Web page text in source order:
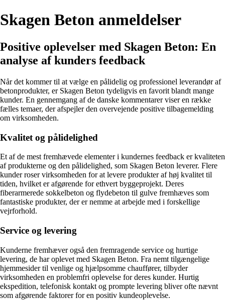
Skagen Beton anmeldelser
Positive oplevelser med Skagen Beton: En
analyse af kunders feedback
Når det kommer til at vælge en pålidelig og professionel leverandør af
betonprodukter, er Skagen Beton tydeligvis en favorit blandt mange
kunder. En gennemgang af de danske kommentarer viser en række
fælles temaer, der afspejler den overvejende positive tilbagemelding
om virksomheden.
Kvalitet og pålidelighed
Et af de mest fremhævede elementer i kundernes feedback er kvaliteten
af produkterne og den pålidelighed, som Skagen Beton leverer. Flere
kunder roser virksomheden for at levere produkter af høj kvalitet til
tiden, hvilket er afgørende for ethvert byggeprojekt. Deres
fiberarmerede sokkelbeton og flydebeton til gulve fremhæves som
fantastiske produkter, der er nemme at arbejde med i forskellige
vejrforhold.
Service og levering
Kunderne fremhæver også den fremragende service og hurtige
levering, de har oplevet med Skagen Beton. Fra nemt tilgængelige
hjemmesider til venlige og hjælpsomme chauffører, tilbyder
virksomheden en problemfri oplevelse for deres kunder. Hurtig
ekspedition, telefonisk kontakt og prompte levering bliver ofte nævnt
som afgørende faktorer for en positiv kundeoplevelse.